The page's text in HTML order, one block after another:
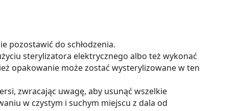
pozostawić do schłodzenia.
sterylizatora elektrycznego albo też wykonać
opakowanie może zostać wysterylizowane w ten
zwracając uwagę, aby usunąć wszelkie
w czystym i suchym miejscu z dala od